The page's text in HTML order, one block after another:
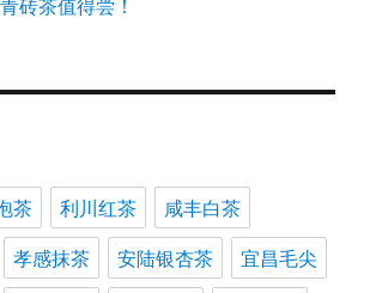
砖茶值得尝！
茶 利川红茶
咸丰白茶
孝感抹茶 安陆银杏茶
宜昌毛尖